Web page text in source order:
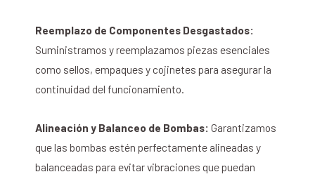
Reemplazo de Componentes Desgastados:
Suministramos y reemplazamos piezas esenciales
como sellos, empaques y cojinetes para asegurar la
continuidad del funcionamiento.
Alineación y Balanceo de Bombas: Garantizamos
que las bombas estén perfectamente alineadas y
balanceadas para evitar vibraciones que puedan